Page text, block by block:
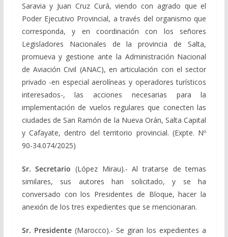
Saravia y Juan Cruz Curá, viendo con agrado que el
Poder Ejecutivo Provincial, a través del organismo que
corresponda, y en coordinación con los señores
Legisladores Nacionales de la provincia de Salta,
promueva y gestione ante la Administración Nacional
de Aviación Civil (ANAC), en articulación con el sector
privado -en especial aerolíneas y operadores turísticos
interesados-, las acciones necesarias para la
implementación de vuelos regulares que conecten las
ciudades de San Ramón de la Nueva Orán, Salta Capital
y Cafayate, dentro del territorio provincial. (Expte. Nº
90-34.074/2025)
Sr. Secretario(López Mirau).- Al tratarse de temas
similares, sus autores han solicitado, y se ha
conversado con los Presidentes de Bloque, hacer la
anexión de los tres expedientes que se mencionaran.
Sr. Presidente(Marocco).- Se giran los expedientes a